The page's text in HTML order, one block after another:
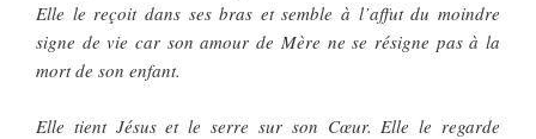
Elle le reçoit dans ses bras et semble à l’affut du moindre
signe de vie car son amour de Mère ne se résigne pas à la
mort de son enfant.
Elle tient Jésus et le serre sur son Cœur. Elle le regarde